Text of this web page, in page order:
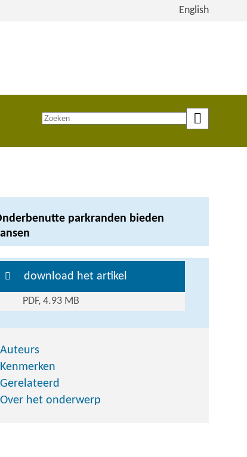
Bekijk
English
Zoeken
parkranden bieden
PDF, 4.93 MB
download het artikel
Auteurs
Kenmerken
Gerelateerd
Over het onderwerp